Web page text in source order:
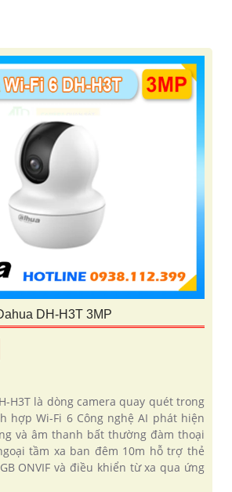
DH-H3T 3MP
H3T là dòng camera quay quét trong
hợp Wi-Fi 6 Công nghệ AI phát hiện
và âm thanh bất thường đàm thoại
tầm xa ban đêm 10m hỗ trợ thẻ
ONVIF và điều khiển từ xa qua ứng